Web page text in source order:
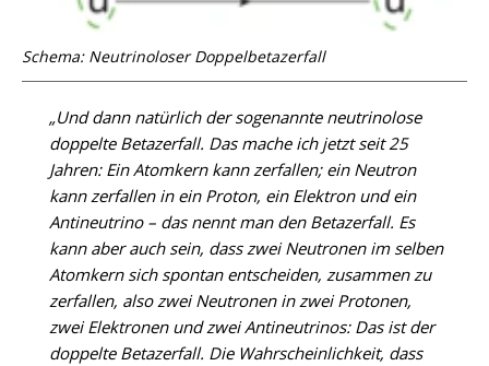
Schema: Neutrinoloser Doppelbetazerfall
„Und dann natürlich der sogenannte neutrinolose
doppelte Betazerfall. Das mache ich jetzt seit 25
Jahren: Ein Atomkern kann zerfallen; ein Neutron
kann zerfallen in ein Proton, ein Elektron und ein
Antineutrino – das nennt man den Betazerfall. Es
kann aber auch sein, dass zwei Neutronen im selben
Atomkern sich spontan entscheiden, zusammen zu
zerfallen, also zwei Neutronen in zwei Protonen,
zwei Elektronen und zwei Antineutrinos: Das ist der
doppelte Betazerfall. Die Wahrscheinlichkeit, dass